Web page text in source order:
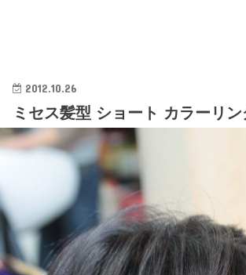
2012.10.26
ミセス髪型 ショート カラーリン